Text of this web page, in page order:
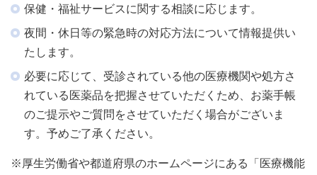
保健・福祉サービスに関する相談に応じます。
夜間・休日等の緊急時の対応方法について情報提供い
たします。
必要に応じて、受診されている他の医療機関や処方さ
れている医薬品を把握させていただくため、お薬手帳
のご提示やご質問をさせていただく場合がございま
す。予めご了承ください。
※厚生労働省や都道府県のホームページにある「医療機能